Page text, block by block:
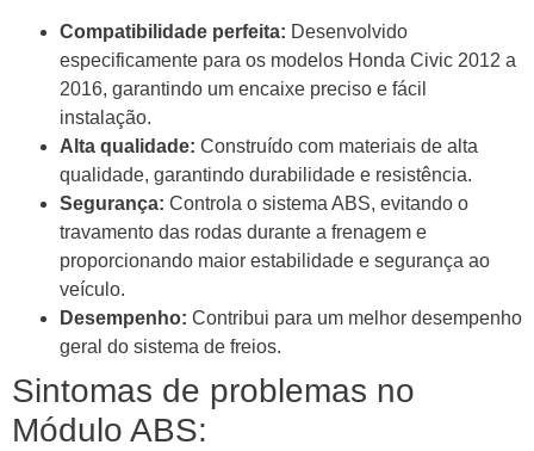
Compatibilidade perfeita: Desenvolvido
especificamente para os modelos Honda Civic 2012 a
2016, garantindo um encaixe preciso e fácil
instalação.
Alta qualidade: Construído com materiais de alta
qualidade, garantindo durabilidade e resistência.
Segurança: Controla o sistema ABS, evitando o
travamento das rodas durante a frenagem e
proporcionando maior estabilidade e segurança ao
veículo.
Desempenho: Contribui para um melhor desempenho
geral do sistema de freios.
Sintomas de problemas no
Módulo ABS: